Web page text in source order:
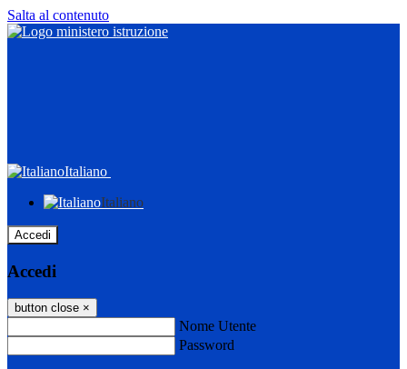
Salta al contenuto
Italiano
Italiano
Accedi
Accedi
button close ×
Nome Utente
Password